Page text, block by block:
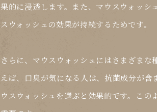
果的に浸透します。また、マウスウォッ
スウォッシュの効果が持続するためです。
さらに、マウスウォッシュにはさまざま
えば、口臭が気になる人は、抗菌成分が
ウスウォッシュを選ぶと効果的です。こ